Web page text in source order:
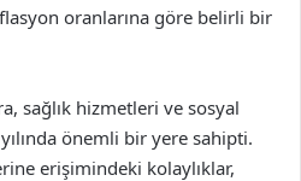
oranlarına göre belirli bir
sağlık hizmetleri ve sosyal
önemli bir yere sahipti.
erişimindeki kolaylıklar,